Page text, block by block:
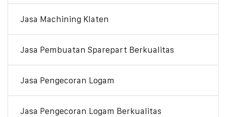
Jasa Machining Klaten
Jasa Pembuatan Sparepart Berkualitas
Jasa Pengecoran Logam
Jasa Pengecoran Logam Berkualitas